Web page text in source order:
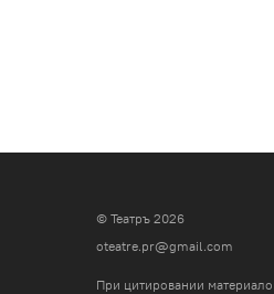
© Театръ 2026
oteatre.pr@gmail.com
При цитировании